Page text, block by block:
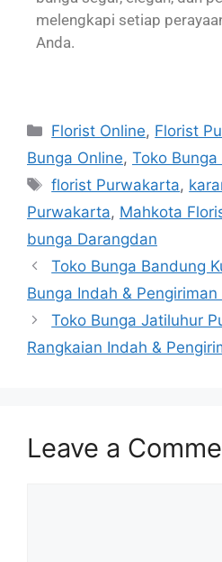
melengkapi setiap
Anda.
Florist Online, Florist
Bunga Online, Toko
florist Purwakarta,
Purwakarta, Mahkota
bunga Darangdan
Toko Bunga Bandung
Bunga Indah &
Toko Bunga Jatiluhur
Rangkaian Indah &
Leave a